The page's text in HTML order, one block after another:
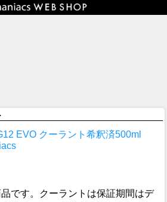
EVO クーラント希釈済500ml
です。クーラントは保証期間はデ